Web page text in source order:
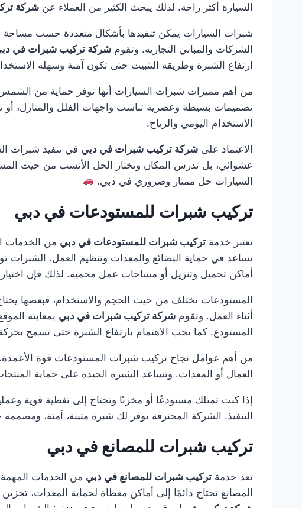
السيارة أكثر راحة. لذلك يبحث الكثير من العملاء عن شركة
شبرات السيارات يمكن تنفيذها بأشكال متعددة حسب مساحة
الشركات والمباني التجارية. وتقوم شركة تركيب شبرات في
ارتفاع الشبرة وطريقة التثبيت حتى تكون آمنة وسهلة
من أهم مميزات شبرات السيارات أنها توفر حماية من الشمس
تصميمات بسيطة وعصرية تناسب واجهات الفلل والمنازل، أو
الاستخدام اليومي والرياح.
الاعتماد على شركة تركيب شبرات في دبي في تنفيذ شبرات
عشوائي، بل تدرس المكان وتختار الحل الأنسب من حيث
السيارات حل ممتاز وضروري في دبي.
تركيب شبرات للمستودعات في دبي
تعتبر خدمة تركيب شبرات للمستودعات في دبي من الخدمات
تساعد في حماية البضائع والمعدات وتنظيم العمل. الشبرات
أماكن تحميل وتنزيل أو مساحات عمل محمية. لذلك فإن اختيار
المستودعات تختلف من حيث الحجم والاستخدام، فبعضها
أثناء العمل. وتقوم شركة تركيب شبرات في دبي بمعاينة
المستودع. كما يجب الاهتمام بارتفاع الشبرة حتى تسمح
من أهم عوامل نجاح تركيب شبرات المستودعات قوة الأعمدة،
العمال أو المعدات. وتساعد الشبرة الجيدة على حماية
إذا كنت تمتلك مستودعًا أو مخزنًا وتحتاج إلى تغطية قوية
التنفيذ. الشركة المحترفة توفر لك شبرة متينة، آمنة،
تركيب شبرات للمصانع في دبي
تعد خدمة تركيب شبرات للمصانع في دبي من الخدمات
المصانع تحتاج دائمًا إلى أماكن مغطاة لحماية المعدات،